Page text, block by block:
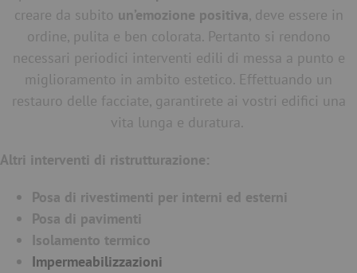
creare da subito un’emozione positiva, deve essere in
ordine, pulita e ben colorata. Pertanto si rendono
necessari periodici interventi edili di messa a punto e
miglioramento in ambito estetico. Effettuando un
restauro delle facciate, garantirete ai vostri edifici una
vita lunga e duratura.
Altri interventi di ristrutturazione:
Posa di rivestimenti per interni ed esterni
Posa di pavimenti
Isolamento termico
Impermeabilizzazioni